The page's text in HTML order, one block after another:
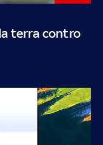
terra contro